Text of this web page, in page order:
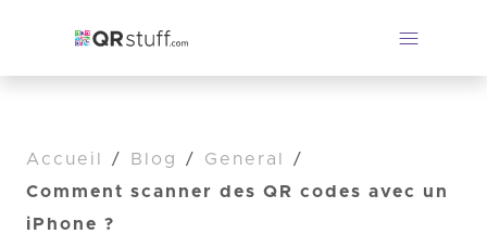
Accueil / Blog / General
/
Comment scanner des QR codes avec un
iPhone ?